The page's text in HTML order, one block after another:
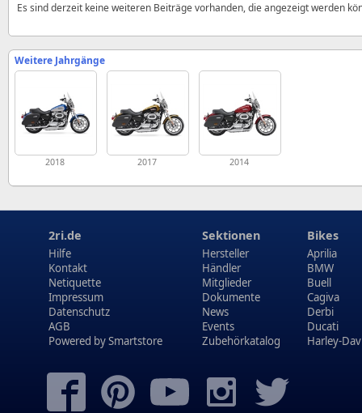
Es sind derzeit keine weiteren Beiträge vorhanden, die angezeigt werden
Weitere Jahrgänge
2018 2017 2014
2ri.de
Hilfe
Kontakt
Netiquette
Impressum
Datenschutz
AGB
Powered bySmartstore
Sektionen
Hersteller
Händler
Mitglieder
Dokumente
News
Events
Zubehörkatalog
Bikes
Aprilia
BMW
Buell
Cagiva
Derbi
Ducati
Harley-